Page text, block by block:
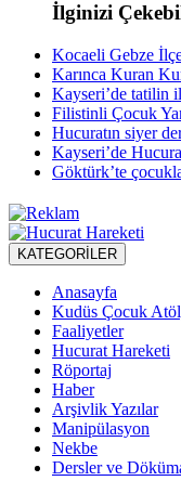
İlginizi
Kocaeli Gebze
Karınca Kuran
Kayseri’de tatilin
Filistinli Çocuk
Hucuratın siyer
Kayseri’de
Göktürk’te
KATEGORİLER
Anasayfa
Kudüs Çocuk
Faaliyetler
Hucurat Hareketi
Röportaj
Haber
Arşivlik Yazılar
Manipülasyon
Nekbe
Dersler ve